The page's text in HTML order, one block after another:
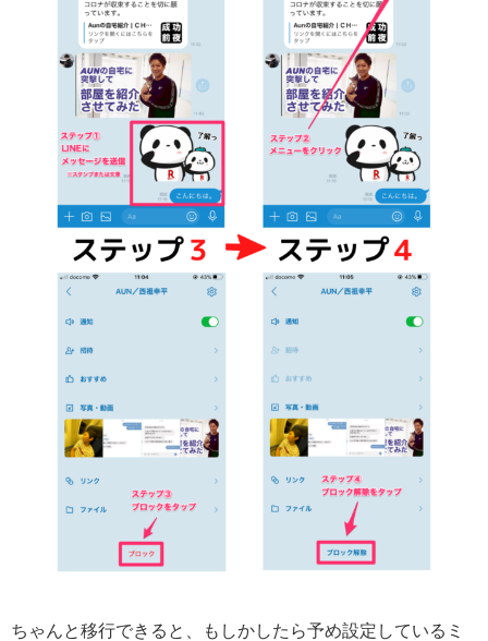
ちゃんと移行できると、もしかしたら予め設定しているミ